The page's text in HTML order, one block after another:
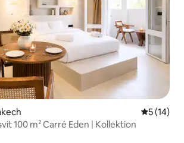
5 av 5 i
5 (14)
100 m² Carré Eden | Kollektion